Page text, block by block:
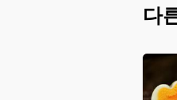
다